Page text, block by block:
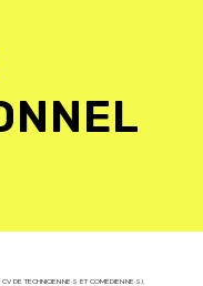
TECHNICIEN·NE·S ET COMÉDIEN·NE·S),